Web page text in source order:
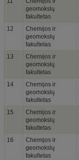
geomokslų
fakultetas
12
Chemijos ir
geomokslų
fakultetas
13
Chemijos ir
geomokslų
fakultetas
14
Chemijos ir
geomokslų
fakultetas
15
Chemijos ir
geomokslų
fakultetas
16
Chemijos ir
geomokslų
fakultetas